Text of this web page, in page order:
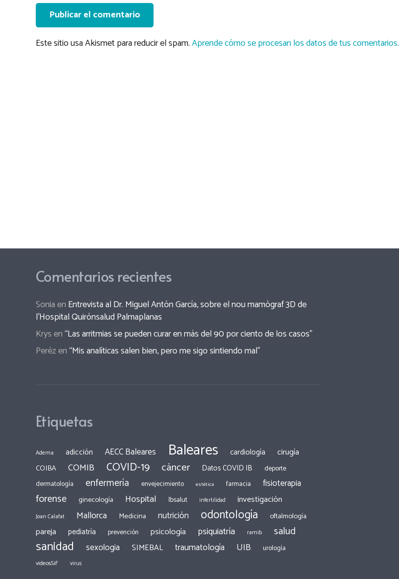
Publicar el comentario
Este sitio usa Akismet para reducir el spam.Aprende cómo se procesan los datos de tus comentarios.
Comentarios recientes
Soniaen Entrevista al Dr. Miguel Antón García, sobre el nou mamògraf 3D de
l’Hospital Quirónsalud Palmaplanas
Krysen“Las arritmias se pueden curar en más del 90 por ciento de los casos”
Perézen“Mis analíticas salen bien, pero me sigo sintiendo mal”
Etiquetas
Adema adicción AECC Baleares Baleares cardiología cirugía
COIBA COMIB COVID-19 cáncer Datos COVID IB
deporte
dermatología
enfermería envejecimiento estética farmacia fisioterapia
forense ginecología Hospital Ibsalut infertilidad investigación
Joan Calafat Mallorca Medicina nutrición odontología oftalmología
pareja pediatría prevención psicología psiquiatría ramib salud
sanidad sexologia SIMEBAL traumatología UIB urología
videosSiF virus